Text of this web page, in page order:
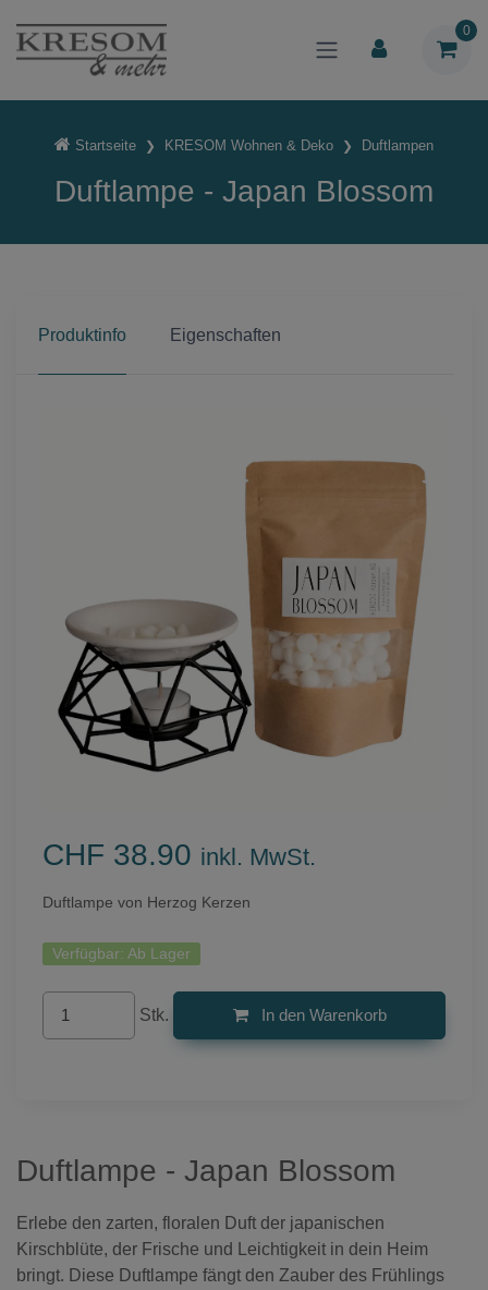
0
Startseite KRESOM Wohnen & Deko Duftlampen
Duftlampe - Japan Blossom
Produktinfo Eigenschaften
CHF 38.90 inkl. MwSt.
Duftlampe von Herzog Kerzen
Verfügbar: Ab Lager
Stk. In den Warenkorb
Duftlampe - Japan Blossom
Erlebe den zarten, floralen Duft der japanischen
Kirschblüte, der Frische und Leichtigkeit in dein Heim
bringt. Diese Duftlampe fängt den Zauber des Frühlings